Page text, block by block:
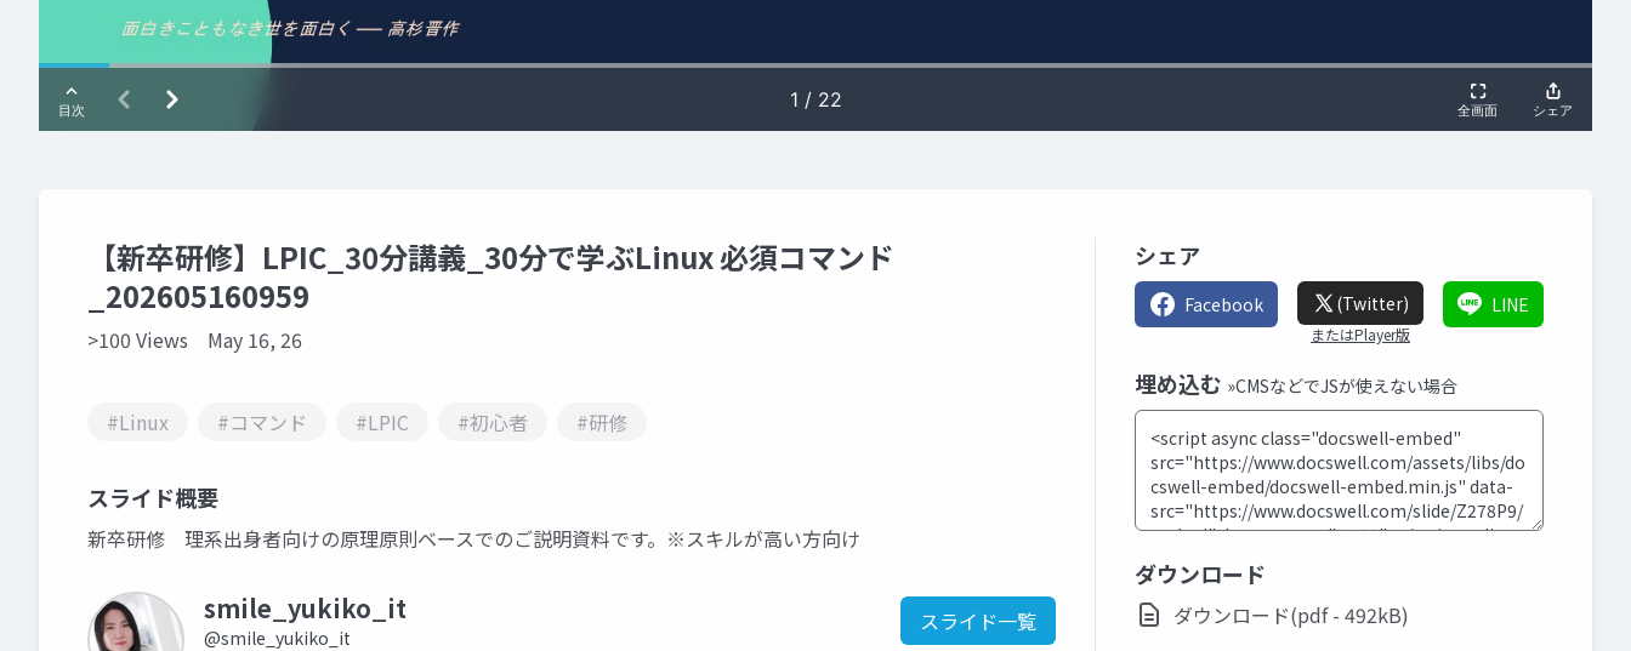
【新卒研修】LPIC_30分講義_30分で学ぶLinux 必須コマンド
_202605160959
>100 Views May 16, 26
#Linux #コマンド #LPIC #初心者 #研修
スライド概要
新卒研修 理系出身者向けの原理原則ベースでのご説明資料です。※スキルが高い方向け
smile_yukiko_it
@smile_yukiko_it
スライド一覧
シェア
Facebook (Twitter)
またはPlayer版
LINE
埋め込む »CMSなどでJSが使えない場合
ダウンロード
ダウンロード(pdf - 492kB)